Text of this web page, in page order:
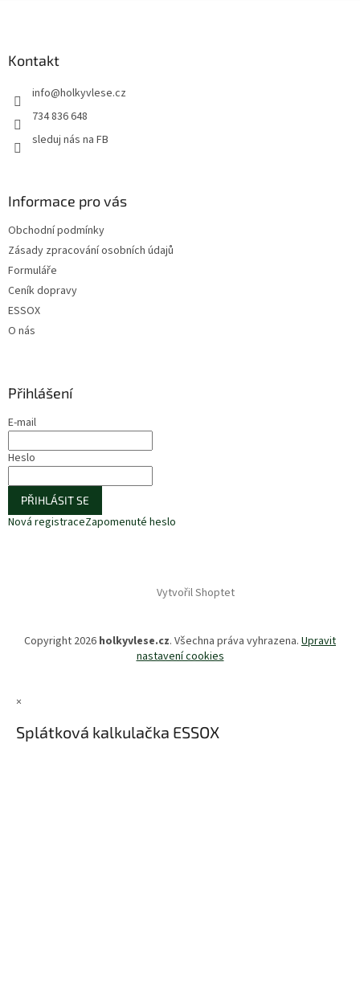
Kontakt
info@holkyvlese.cz
734 836 648
sleduj nás na FB
Informace pro vás
Obchodní podmínky
Zásady zpracování osobních údajů
Formuláře
Ceník dopravy
ESSOX
O nás
Přihlášení
E-mail
Heslo
PŘIHLÁSIT SE
Nová registraceZapomenuté heslo
Vytvořil Shoptet
Copyright 2026 holkyvlese.cz. Všechna práva vyhrazena. Upravit
nastavení cookies
×
Splátková kalkulačka ESSOX